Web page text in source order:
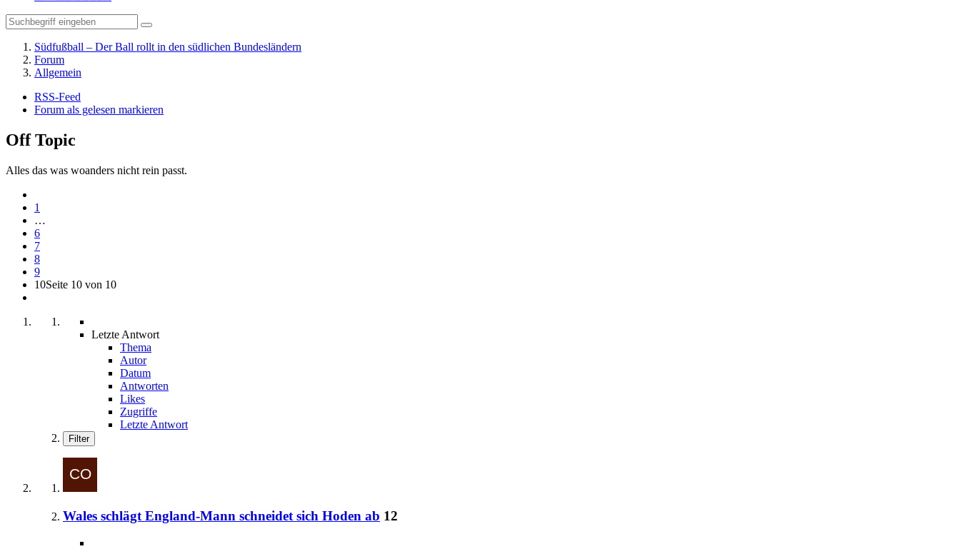
Südfußball – Der Ball rollt in den südlichen Bundesländern
Forum
Allgemein
RSS-Feed
Forum als gelesen markieren
Off Topic
Alles das was woanders nicht rein passt.
1
…
6
7
8
9
10Seite 10 von 10
Letzte Antwort
Thema
Autor
Datum
Antworten
Likes
Zugriffe
Letzte Antwort
Filter
Wales schlägt England-Mann schneidet sich Hoden ab 12